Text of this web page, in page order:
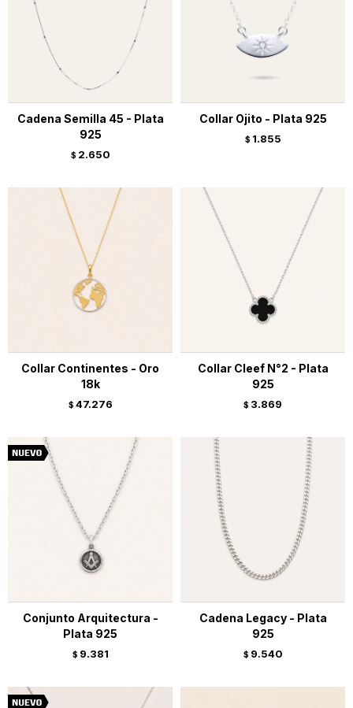
Cadena Semilla 45 - Plata
925
$ 2.650
Collar Ojito - Plata 925
$ 1.855
Collar Continentes - Oro
18k
$ 47.276
Collar Cleef N°2 - Plata
925
$ 3.869
Conjunto Arquitectura -
Plata 925
$ 9.381
Cadena Legacy - Plata
925
$ 9.540